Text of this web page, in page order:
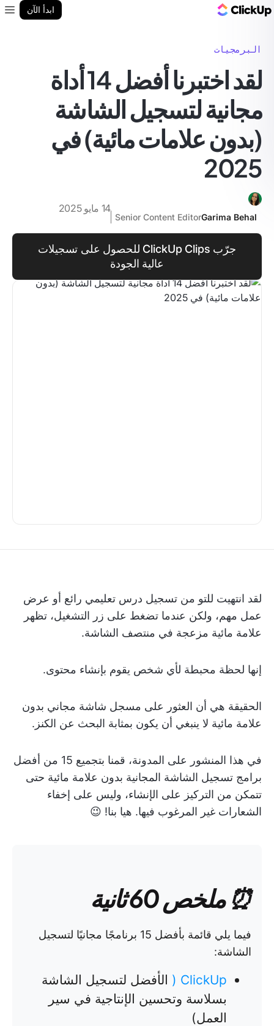
ابدأ الآن
البرمجيات
لقد اختبرنا أفضل 14 أداة
مجانية لتسجيل الشاشة
(بدون علامات مائية) في
2025
Garima Behal
Senior Content Editor
14 مايو 2025
جرّب ClickUp Clips للحصول على تسجيلات
عالية الجودة
لقد انتهيت للتو من تسجيل درس تعليمي رائع أو عرض
عمل مهم، ولكن عندما تضغط على زر التشغيل، تظهر
علامة مائية مزعجة في منتصف الشاشة.
إنها لحظة محبطة لأي شخص يقوم بإنشاء محتوى.
الحقيقة هي أن العثور على مسجل شاشة مجاني بدون
علامة مائية لا ينبغي أن يكون بمثابة البحث عن الكنز.
في هذا المنشور على المدونة، قمنا بتجميع 15 من أفضل
برامج تسجيل الشاشة المجانية بدون علامة مائية حتى
تتمكن من التركيز على الإنشاء، وليس على إخفاء
الشعارات غير المرغوب فيها. هيا بنا! 😉
⏰ ملخص 60 ثانية
فيما يلي قائمة بأفضل 15 برنامجًا مجانيًا لتسجيل
الشاشة:
ClickUp
( الأفضل لتسجيل الشاشة
بسلاسة وتحسين الإنتاجية في سير
العمل)